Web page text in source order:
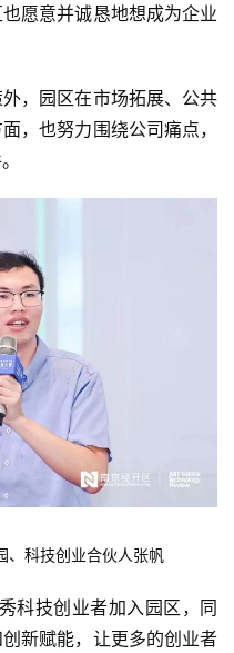
愿意并诚恳地想成为企业
，园区在市场拓展、公共
，也努力围绕公司痛点，
、科技创业合伙人张帆
科技创业者加入园区，同
新赋能，让更多的创业者